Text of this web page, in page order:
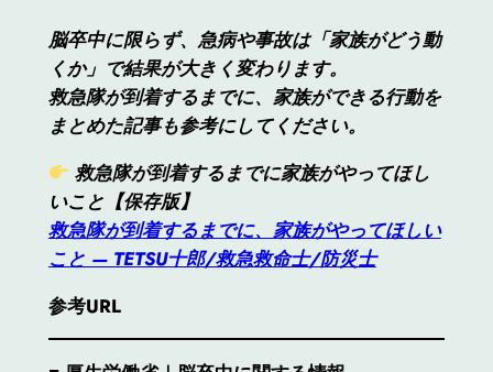
脳卒中に限らず、急病や事故は「家族がどう動
くか」で結果が大きく変わります。
救急隊が到着するまでに、家族ができる行動を
まとめた記事も参考にしてください。
救急隊が到着するまでに家族がやってほし
いこと【保存版】
救急隊が到着するまでに、家族がやってほしい
こと — TETSU十郎/救急救命士/防災士
参考URL